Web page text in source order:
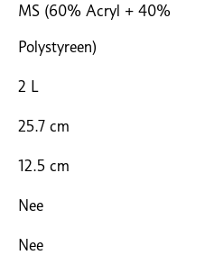
MS (60% Acryl + 40%
Polystyreen)
2 L
25.7 cm
12.5 cm
Nee
Nee